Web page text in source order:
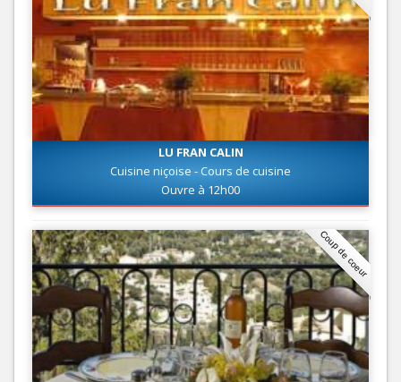
LU FRAN CALIN
Cuisine niçoise - Cours de cuisine
Ouvre à 12h00
Coup de coeur